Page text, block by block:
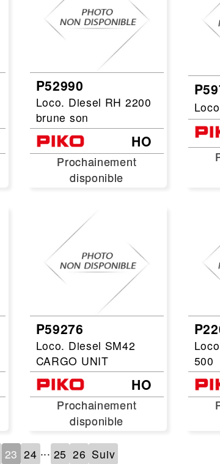
P52990
Loco. Diesel RH 2200
brune son
HO
Prochainement
disponible
Prochainement
disponible
P59276
Loco. Diesel SM42
CARGO UNIT
HO
Prochainement
disponible
Prochainement
disponible
500
23 24 ... 25 26 Suiv